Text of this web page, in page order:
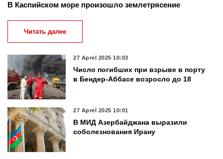
В Каспийском море произошло землетрясение
Читать далее
27 Aprel 2025 10:03
Число погибших при взрыве в порту
в Бендер-Аббасе возросло до 18
27 Aprel 2025 10:01
В МИД Азербайджана выразили
соболезнования Ирану